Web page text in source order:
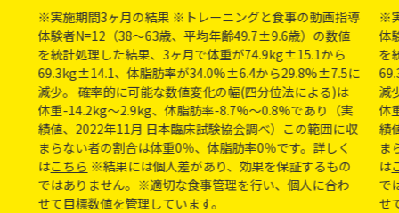
※実施期間3ヶ月の結果 ※トレーニングと食事の動画指導
体験者N=12（38～63歳、平均年齢49.7±9.6歳）の数値
を統計処理した結果、3ヶ月で体重が74.9kg±15.1から
69.3kg±14.1、体脂肪率が34.0%±6.4から29.8%±7.5に
減少。 確率的に可能な数値変化の幅(四分位法による)は
体重-14.2kg〜2.9kg、体脂肪率-8.7%〜0.8%であり（実
績値、2022年11月 日本臨床試験協会調べ）この範囲に収
まらない者の割合は体重0％、体脂肪率0％です。詳しく
はこちら ※結果には個人差があり、効果を保証するもの
ではありません。※適切な食事管理を行い、個人に合わ
せて目標数値を管理しています。
※
体
を
減
体
績
ま
は
で
せ